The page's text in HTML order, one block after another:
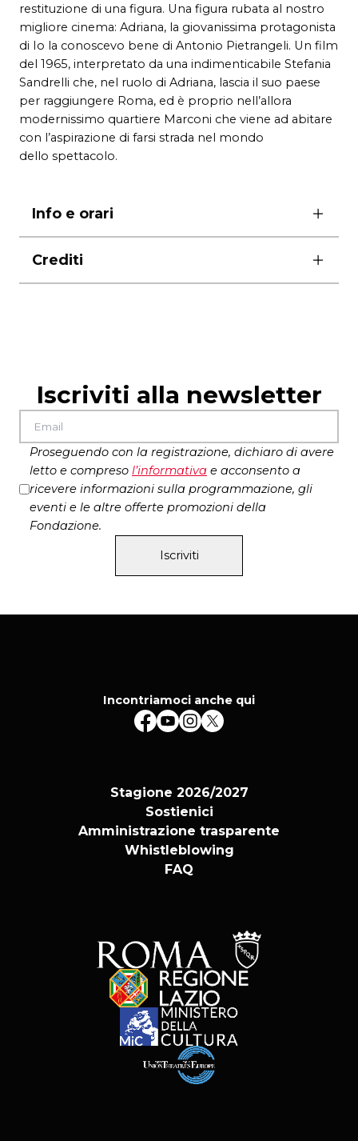
restituzione di una figura. Una figura rubata al nostro
migliore cinema: Adriana, la giovanissima protagonista
di Io la conoscevo bene di Antonio Pietrangeli. Un film
del 1965, interpretato da una indimenticabile Stefania
Sandrelli che, nel ruolo di Adriana, lascia il suo paese
per raggiungere Roma, ed è proprio nell’allora
modernissimo quartiere Marconi che viene ad abitare
con l’aspirazione di farsi strada nel mondo
dello spettacolo.
Info e orari
ore 18.30 (appuntamento al Teatro India alle ore
18.15)
durata 1h15’ (massimo 30 spettatori a replica)
10 euro intero – 7 euro ridotto – 5 euro operatore
si consiglia di indossare scarpe comode
informiano che per il ritiro delle cuffiette,
fondamentali per seguire lo spettacolo
si deve consegnare un documento di
riconoscimento
Crediti
Iscriviti alla newsletter
Proseguendo con la registrazione, dichiaro di avere
letto e compreso l’informativa e acconsento a
ricevere informazioni sulla programmazione, gli
eventi e le altre offerte promozioni della
Fondazione.
Iscriviti
Incontriamoci anche qui
Stagione 2026/2027
Sostienici
Amministrazione trasparente
Whistleblowing
FAQ